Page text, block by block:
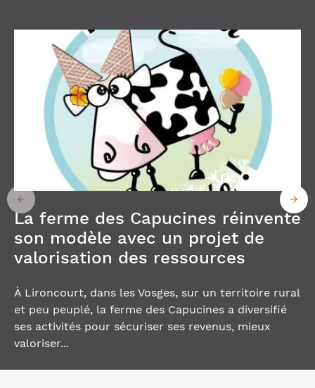
La ferme des Capucines réinvente
son modèle avec un projet de
valorisation des ressources
À Lironcourt, dans les Vosges, sur un territoire rural
et peu peuplé, la ferme des Capucines a diversifié
ses activités pour sécuriser ses revenus, mieux
valoriser...